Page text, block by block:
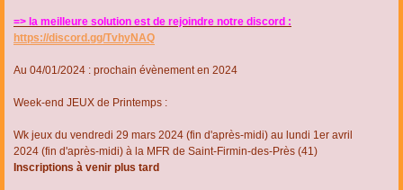
=> la meilleure solution est de rejoindre notre discord :
https://discord.gg/TvhyNAQ
Au 04/01/2024 : prochain évènement en 2024
Week-end JEUX de Printemps :
Wk jeux du vendredi 29 mars 2024 (fin d'après-midi) au lundi 1er avril
2024 (fin d'après-midi) à la MFR de Saint-Firmin-des-Près (41)
Inscriptions à venir plus tard